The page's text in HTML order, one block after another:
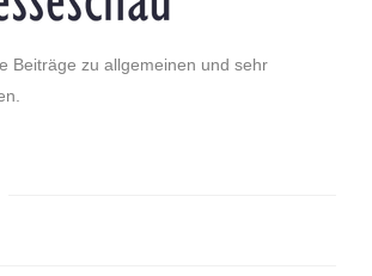
Beiträge zu allgemeinen und sehr